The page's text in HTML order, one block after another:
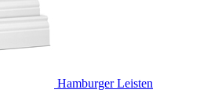
Hamburger Leisten